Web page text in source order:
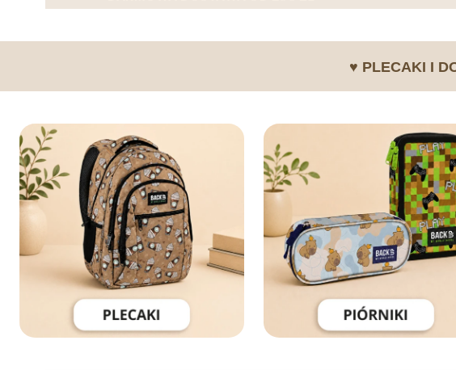
♥ PLECAKI I